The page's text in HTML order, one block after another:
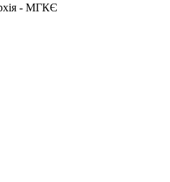
- МГКЄ